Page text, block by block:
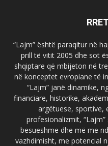
“Lajm” është paraqitur në
prill të vitit 2005 dhe sot
shqiptare që mbijeton në
në konceptet evropiane të
“Lajm” janë dinamike,
financiare, historike,
argëtuese, sportive,
profesionalizmit,
besueshme dhe më me
vazhdimisht, me potencial